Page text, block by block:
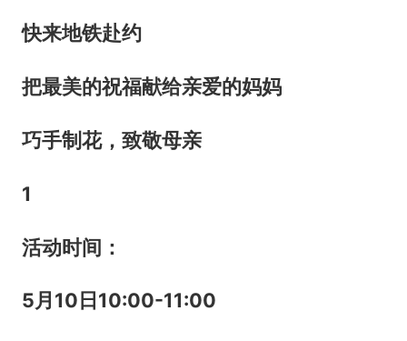
快来地铁赴约
把最美的祝福献给亲爱的妈妈
巧手制花，致敬母亲
1
活动时间：
5月 10 日 10:00-11:00